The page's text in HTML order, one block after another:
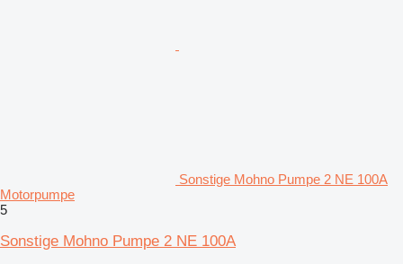
Sonstige Mohno Pumpe 2 NE 100A
Motorpumpe
5
Sonstige Mohno Pumpe 2 NE 100A